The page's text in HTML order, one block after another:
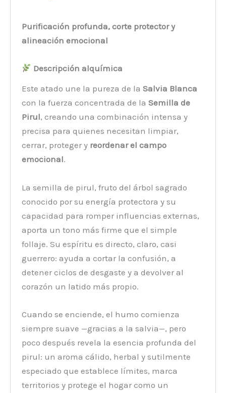
Purificación profunda, corte protector y
alineación emocional
Descripción alquímica
Este atado une la pureza de laSalvia Blanca
con la fuerza concentrada de laSemilla de
Pirul, creando una combinación intensa y
precisa para quienes necesitan limpiar,
cerrar, proteger y reordenar el campo
emocional.
La semilla de pirul, fruto del árbol sagrado
conocido por su energía protectora y su
capacidad para romper influencias externas,
aporta un tono más firme que el simple
follaje. Su espíritu es directo, claro, casi
guerrero: ayuda a cortar la confusión, a
detener ciclos de desgaste y a devolver al
corazón un latido más propio.
Cuando se enciende, el humo comienza
siempre suave —gracias a la salvia—, pero
poco después revela la esencia profunda del
pirul: un aroma cálido, herbal y sutilmente
especiado que establece límites, marca
territorios y protege el hogar como un